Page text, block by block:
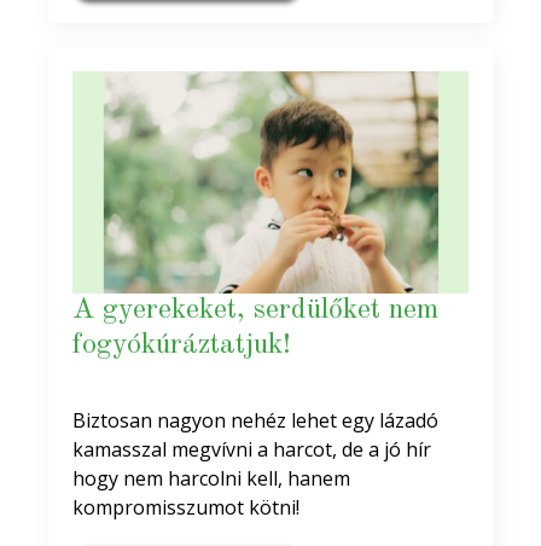
A gyerekeket, serdülőket nem
fogyókúráztatjuk!
Biztosan nagyon nehéz lehet egy lázadó
kamasszal megvívni a harcot, de a jó hír
hogy nem harcolni kell, hanem
kompromisszumot kötni!